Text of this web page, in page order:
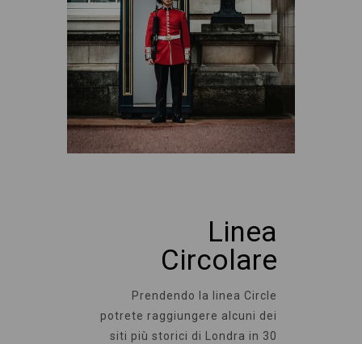
Linea
Circolare
Prendendo la linea Circle
potrete raggiungere alcuni dei
siti più storici di Londra in 30